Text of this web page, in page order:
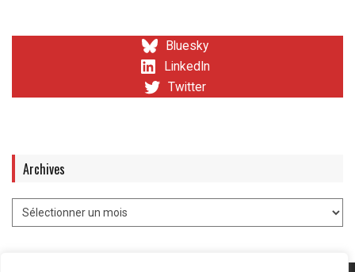
Bluesky
LinkedIn
Twitter
Archives